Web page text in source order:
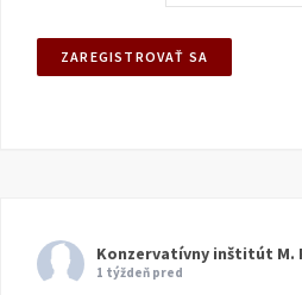
Konzervatívny inštitút M.
1 týždeň pred